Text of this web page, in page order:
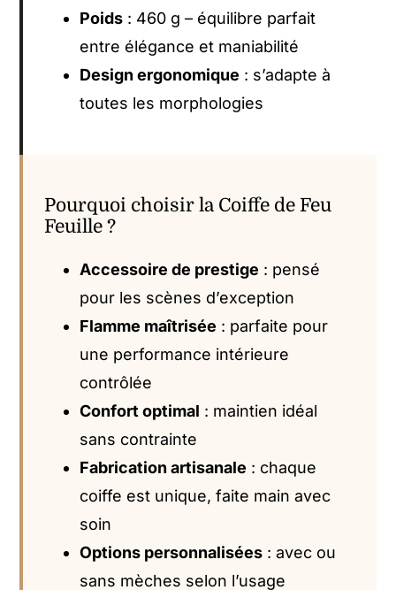
Poids : 460 g – équilibre parfait
entre élégance et maniabilité
Design ergonomique : s’adapte à
toutes les morphologies
Pourquoi choisir la Coiffe de Feu
Feuille ?
Accessoire de prestige : pensé
pour les scènes d’exception
Flamme maîtrisée : parfaite pour
une performance intérieure
contrôlée
Confort optimal : maintien idéal
sans contrainte
Fabrication artisanale : chaque
coiffe est unique, faite main avec
soin
Options personnalisées : avec ou
sans mèches selon l’usage